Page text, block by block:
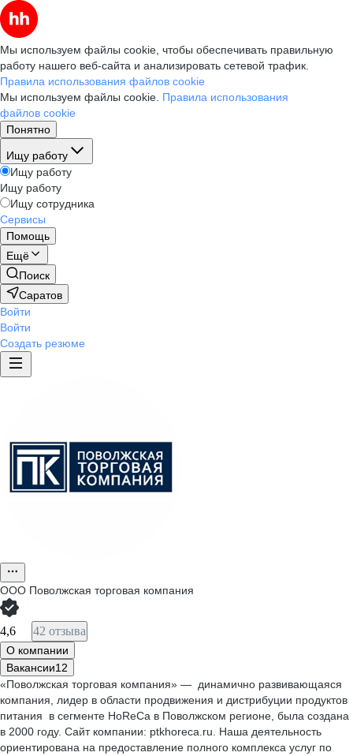
Мы используем файлы cookie, чтобы обеспечивать правильную
работу нашего веб-сайта и анализировать сетевой трафик.
Правила использования файлов cookie
Мы используем файлы cookie. Правила использования
файлов cookie
Понятно
Ищу работу
Ищу работу
Ищу работу
Ищу сотрудника
Сервисы
Помощь
Ещё
Поиск
Саратов
Войти
Войти
Создать резюме
ООО Поволжская торговая компания
4,6 42 отзыва
О компании
Вакансии12
«Поволжская торговая компания» — динамично развивающаяся
компания, лидер в области продвижения и дистрибуции продуктов
питания в сегменте HoReCa в Поволжском регионе, была создана
в 2000 году. Сайт компании: ptkhoreca.ru. Наша деятельность
ориентирована на предоставление полного комплекса услуг по